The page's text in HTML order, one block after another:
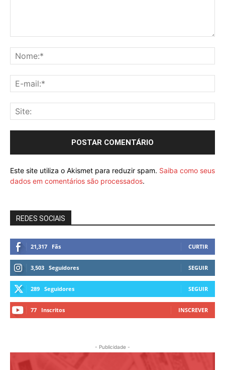
Este site utiliza o Akismet para reduzir spam. Saiba como seus
dados em comentários são processados.
REDES SOCIAIS
21,317 Fãs CURTIR
3,503 Seguidores SEGUIR
289 Seguidores SEGUIR
77 Inscritos INSCREVER
- Publicidade -